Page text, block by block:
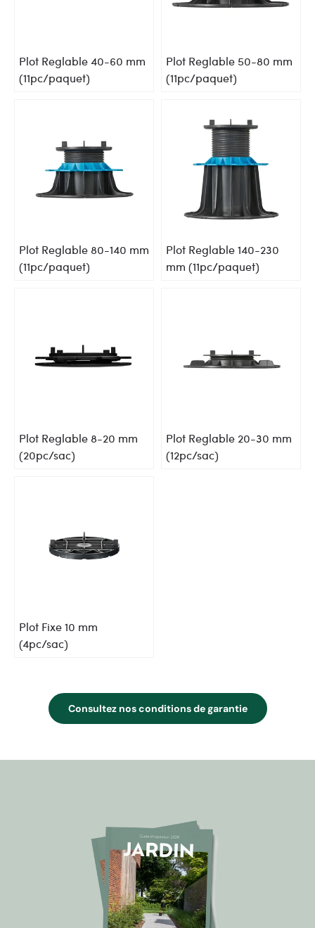
Plot Reglable 40-60 mm
(11pc/paquet)
Plot Reglable 50-80 mm
(11pc/paquet)
Plot Reglable 80-140 mm
(11pc/paquet)
Plot Reglable 140-230
mm (11pc/paquet)
Plot Reglable 8-20 mm
(20pc/sac)
Plot Reglable 20-30 mm
(12pc/sac)
Plot Fixe 10 mm
(4pc/sac)
Consultez nos conditions de garantie